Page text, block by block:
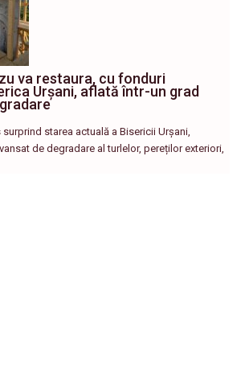
va restaura, cu fonduri
Urșani, aflată într-un grad
starea actuală a Bisericii Urșani,
de degradare al turlelor, pereților exteriori,